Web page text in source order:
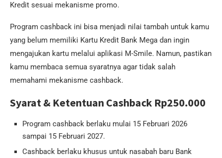
Kredit sesuai mekanisme promo.
Program cashback ini bisa menjadi nilai tambah untuk kamu
yang belum memiliki Kartu Kredit Bank Mega dan ingin
mengajukan kartu melalui aplikasi M-Smile. Namun, pastikan
kamu membaca semua syaratnya agar tidak salah
memahami mekanisme cashback.
Syarat & Ketentuan Cashback Rp250.000
Program cashback berlaku mulai 15 Februari 2026
sampai 15 Februari 2027.
Cashback berlaku khusus untuk nasabah baru Bank